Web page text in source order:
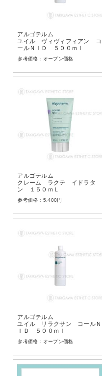
アルゴテルム
ユイル ヴィヴィフィアン コ
ールＮＩＤ ５００ｍｌ
オープン価格
アルゴテルム
クレーム ラクテ イドラタ
ン １５０ｍＬ
5,400円
アルゴテルム
ユイル リラクサン コールＮ
ＩＤ ５００ｍｌ
オープン価格